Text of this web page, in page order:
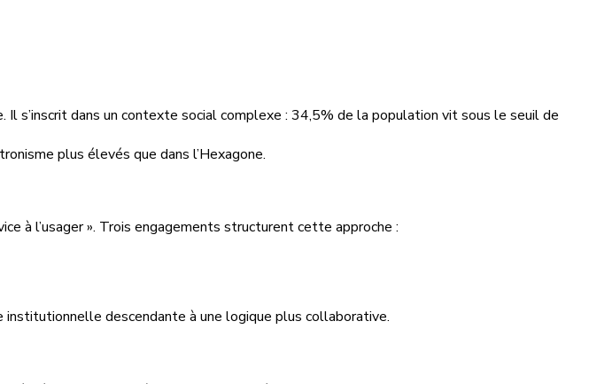
s’inscrit dans un contexte social complexe : 34,5% de la population vit sous le seuil de
plus élevés que dans l’Hexagone.
à l’usager ». Trois engagements structurent cette approche :
institutionnelle descendante à une logique plus collaborative.